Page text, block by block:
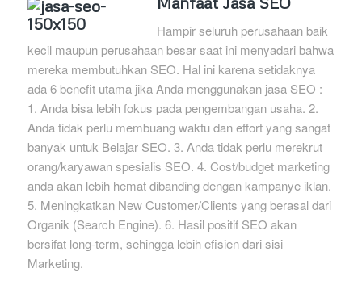
Hampir seluruh perusahaan baik
kecil maupun perusahaan besar saat ini menyadari bahwa
mereka membutuhkan SEO. Hal ini karena setidaknya
ada 6 benefit utama jika Anda menggunakan jasa SEO :
1. Anda bisa lebih fokus pada pengembangan usaha. 2.
Anda tidak perlu membuang waktu dan effort yang sangat
banyak untuk Belajar SEO. 3. Anda tidak perlu merekrut
orang/karyawan spesialis SEO. 4. Cost/budget marketing
anda akan lebih hemat dibanding dengan kampanye iklan.
5. Meningkatkan New Customer/Clients yang berasal dari
Organik (Search Engine). 6. Hasil positif SEO akan
bersifat long-term, sehingga lebih efisien dari sisi
Marketing.